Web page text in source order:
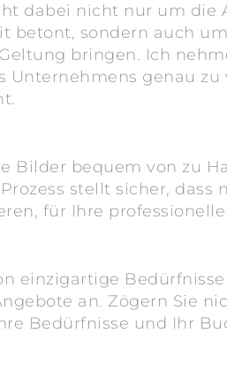
dabei nicht nur um die
betont, sondern auch
bringen. Ich
genau zu
Bilder bequem von zu
stellt sicher, dass
für Ihre
einzigartige
an. Zögern Sie
Bedürfnisse und Ihr